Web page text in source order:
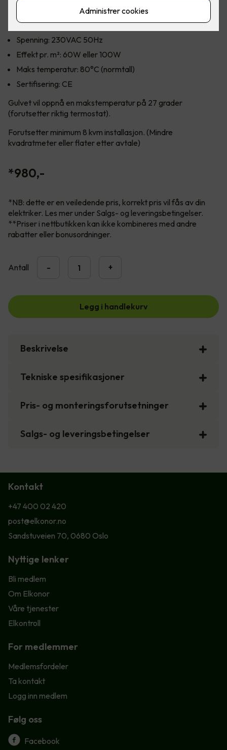
Heatit Controls varmefolie 100cm 60W/m² med montering.
Spenning: 230VAC 50Hz
Effekt pr. m²: 60W eller 100W
Maks temperatur: 80°C (normtall)
Sertifisering: CE
Gulvet vil oppnå en makstemperatur på 27 grader
(forutsetter riktig termostat).
Forutsetter minimum 8 kvm installasjon. (Mindre
kvadratmeter eller flater etter avtale)
980,-
*NB: dette er en veiledende pris, korrekt pris vil fås av din
elektriker. Les mer under Salgs- og leveringsbetingelser.
**Priser i nettbutikken kan ikke kombineres med andre
rabatter eller bonusordninger.
Antall - +
Legg i handlekurv
Beskrivelse
Tekniske spesifikasjoner
Pris- og monteringsforutsetninger
Salgs- og leveringsbetingelser
Kontakt
+47 400 02 420
post@elkonor.no
Sandstuveien 70, 0680 Oslo
Nyttige lenker
Bli medlem
Om Elkonor
Våre tjenester
Elkontroll
For medlemmer
Medlemsfordeler
Ta kontakt
Logg inn medlem
Følg oss
Facebook